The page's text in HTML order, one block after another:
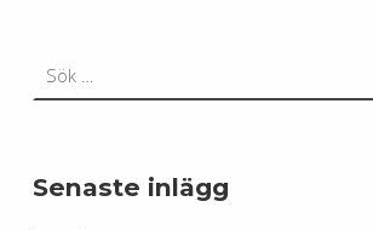
Senaste inlägg